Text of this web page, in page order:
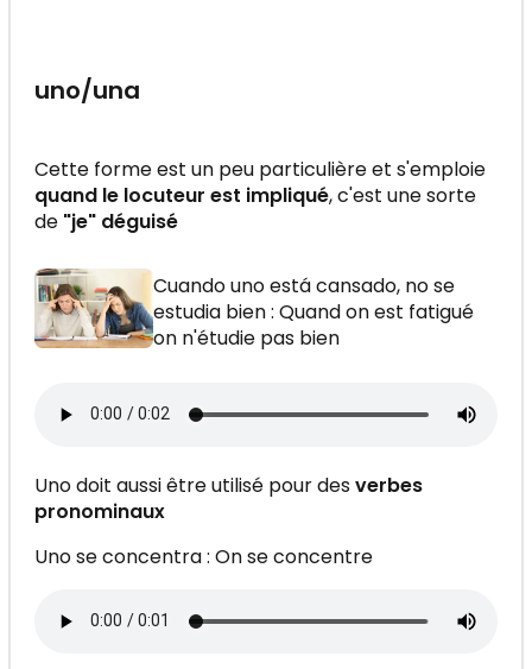
uno/una
Cette forme est un peu particulière et s'emploie
quand le locuteur est impliqué, c'est une sorte
de "je" déguisé
Cuando uno está cansado, no se
estudia bien : Quand on est fatigué
on n'étudie pas bien
Uno doit aussi être utilisé pour desverbes
pronominaux
Uno se concentra : On se concentre